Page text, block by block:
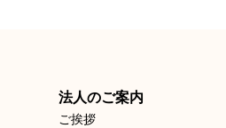
法人のご案内
ご挨拶